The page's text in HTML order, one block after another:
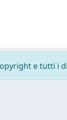
e tutti i